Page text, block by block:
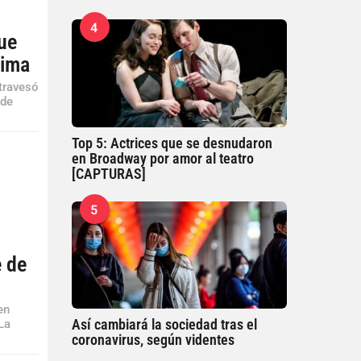
de
4
Top 5: Actrices que se desnudaron
en Broadway por amor al teatro
[CAPTURAS]
5
Así cambiará la sociedad tras el
coronavirus, según videntes